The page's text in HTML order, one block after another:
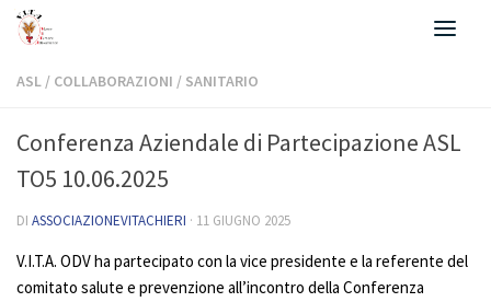
Salta al contenuto
ASL / COLLABORAZIONI / SANITARIO
Conferenza Aziendale di Partecipazione ASL
TO5 10.06.2025
DI ASSOCIAZIONEVITACHIERI · 11 GIUGNO 2025
V.I.T.A. ODV ha partecipato con la vice presidente e la referente del
comitato salute e prevenzione all’incontro della Conferenza